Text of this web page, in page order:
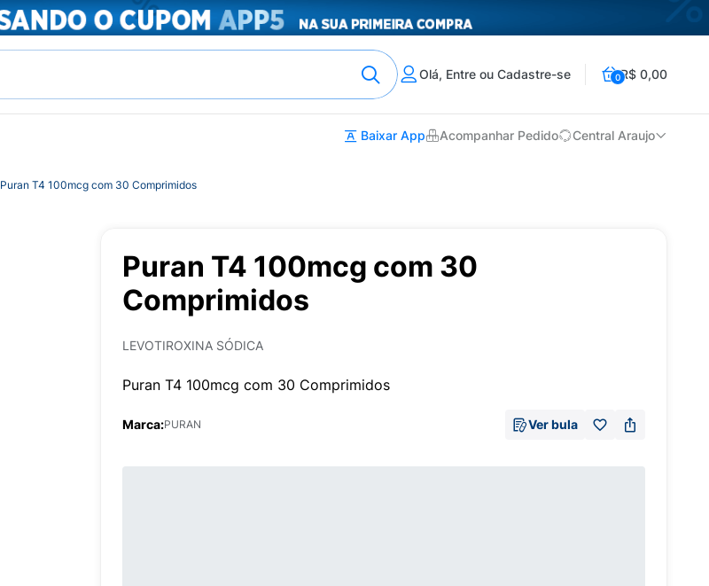
Olá, Entre ou Cadastre-se 0R$ 0,00
Baixar App Acompanhar Pedido Central Araujo
Puran T4 100mcg com 30 Comprimidos
Puran T4 100mcg com 30
Comprimidos
LEVOTIROXINA SÓDICA
Puran T4 100mcg com 30 Comprimidos
Marca:PURAN Ver bula